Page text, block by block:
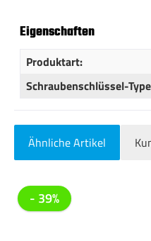
Eigenschaften
Produktart:
Schraubenschlüssel-
Ähnliche Artikel
Produktgalerie überspringen
- 39%